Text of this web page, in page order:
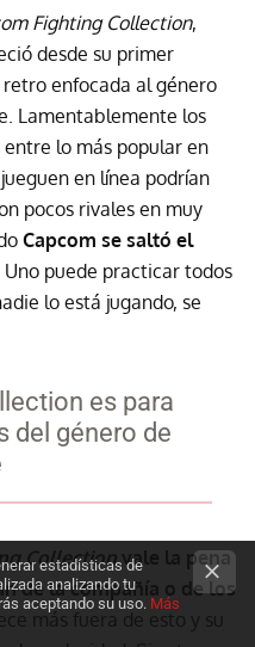
Fighting Collection,
desde su primer
enfocada al género
Lamentablemente los
lo más popular en
en línea podrían
pocos rivales en muy
Capcom se saltó el
. Uno puede practicar todos
lo está jugando, se
es para
del género de
Collectionvale la pena
de la compañía o de los
más fuera de esto y su
estadísticas de
analizando tu
aceptando su uso. Más